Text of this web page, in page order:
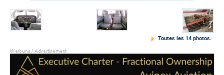
Toutes les 14 photos.